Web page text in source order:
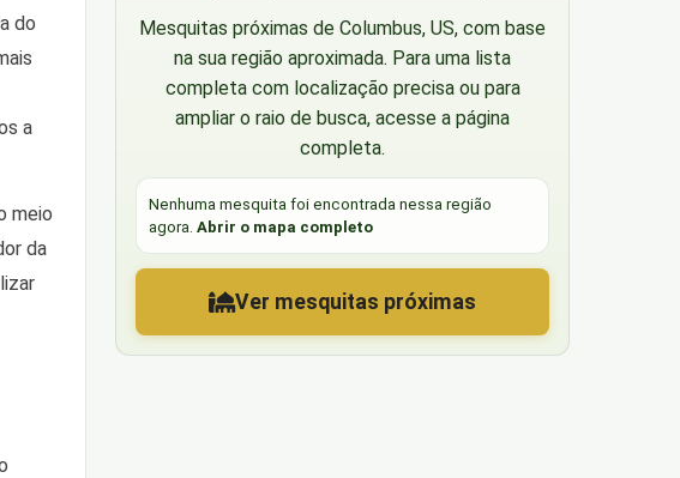
do
a
meio
da
Mesquitas próximas de Columbus, US, com base
na sua região aproximada. Para uma lista
completa com localização precisa ou para
ampliar o raio de busca, acesse a página
completa.
Nenhuma mesquita foi encontrada nessa região
agora.Abrir o mapa completo
Ver mesquitas próximas